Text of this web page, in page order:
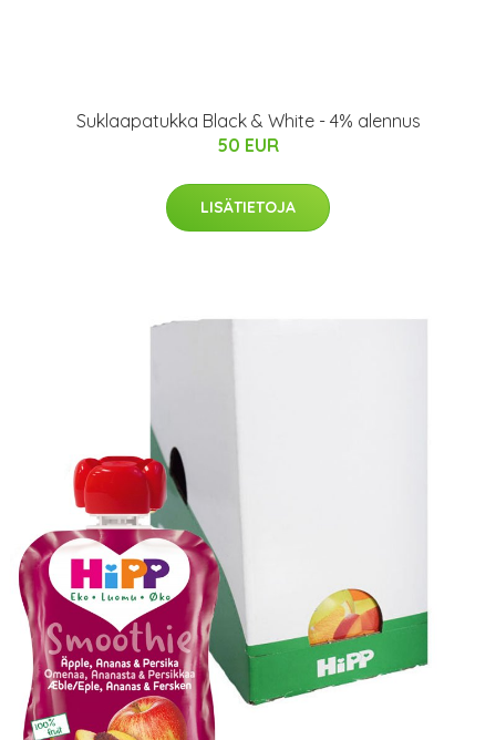
Suklaapatukka Black & White - 4% alennus
50 EUR
LISÄTIETOJA